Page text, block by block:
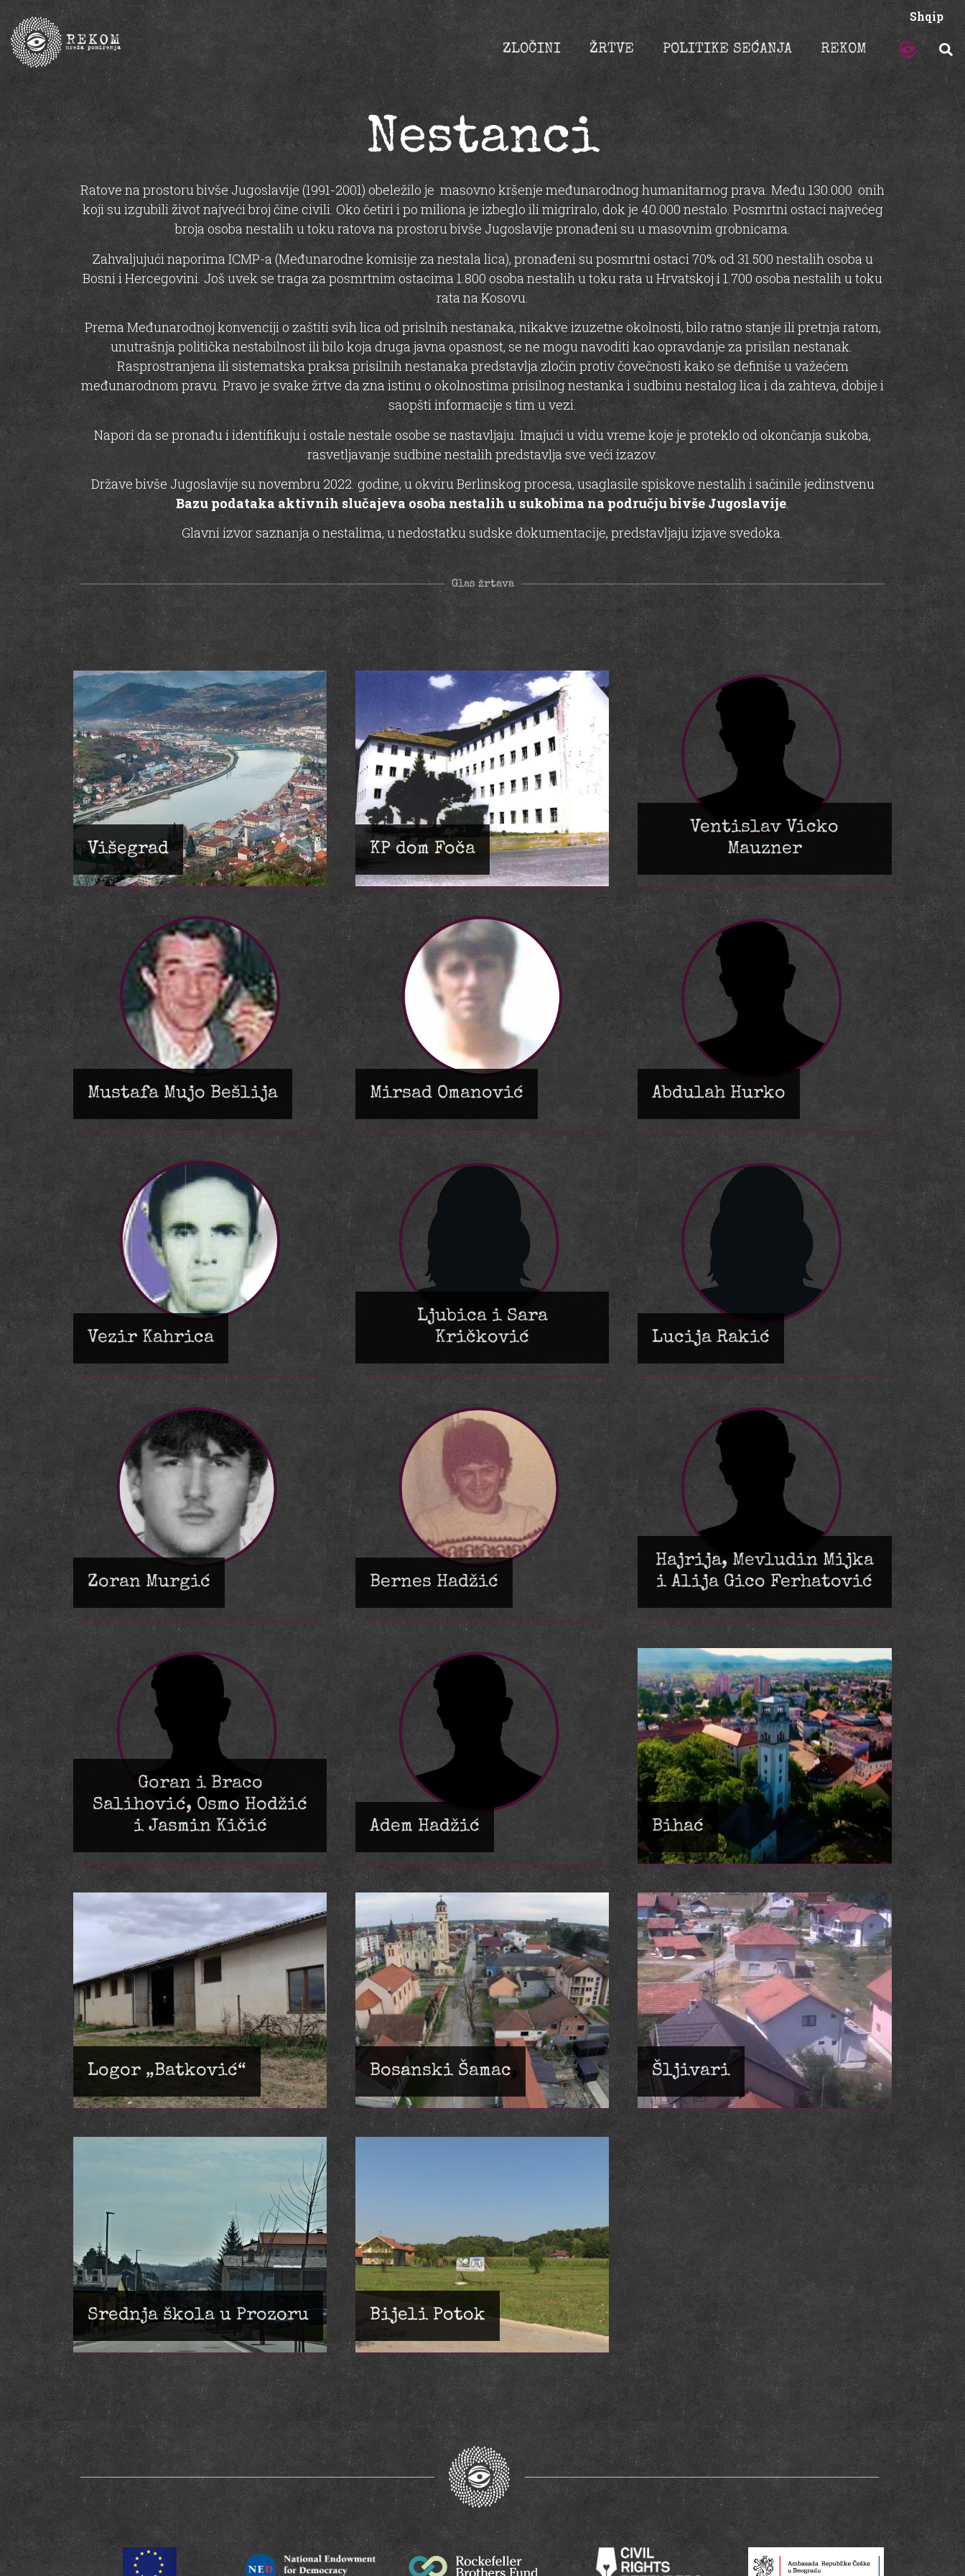
Shqip
ZLOČINI ŽRTVE POLITIKE SEĆANJA REKOM
Nestanci
Ratove na prostoru bivše Jugoslavije (1991-2001) obeležilo je masovno kršenje međunarodnog humanitarnog prava. Među 130.000 onih
koji su izgubili život najveći broj čine civili. Oko četiri i po miliona je izbeglo ili migriralo, dok je 40.000 nestalo. Posmrtni ostaci najvećeg
broja osoba nestalih u toku ratova na prostoru bivše Jugoslavije pronađeni su u masovnim grobnicama.
Zahvaljujući naporima ICMP-a (Međunarodne komisije za nestala lica), pronađeni su posmrtni ostaci 70% od 31.500 nestalih osoba u
Bosni i Hercegovini. Još uvek se traga za posmrtnim ostacima 1.800 osoba nestalih u toku rata u Hrvatskoj i 1.700 osoba nestalih u toku
rata na Kosovu.
Prema Međunarodnoj konvenciji o zaštiti svih lica od prislnih nestanaka, nikakve izuzetne okolnosti, bilo ratno stanje ili pretnja ratom,
unutrašnja politička nestabilnost ili bilo koja druga javna opasnost, se ne mogu navoditi kao opravdanje za prisilan nestanak.
Rasprostranjena ili sistematska praksa prisilnih nestanaka predstavlja zločin protiv čovečnosti kako se definiše u važećem
međunarodnom pravu. Pravo je svake žrtve da zna istinu o okolnostima prisilnog nestanka i sudbinu nestalog lica i da zahteva, dobije i
saopšti informacije s tim u vezi.
Napori da se pronađu i identifikuju i ostale nestale osobe se nastavljaju. Imajući u vidu vreme koje je proteklo od okončanja sukoba,
rasvetljavanje sudbine nestalih predstavlja sve veći izazov.
Države bivše Jugoslavije su novembru 2022. godine, u okviru Berlinskog procesa, usaglasile spiskove nestalih i sačinile jedinstvenu
Bazu podataka aktivnih slučajeva osoba nestalih u sukobima na području bivše Jugoslavije.
Glavni izvor saznanja o nestalima, u nedostatku sudske dokumentacije, predstavljaju izjave svedoka.
Glas žrtava
Višegrad KP dom Foča
Ventislav Vicko
Mauzner
Mustafa Mujo Bešlija Mirsad Omanović Abdulah Hurko
Vezir Kahrica
Ljubica i Sara
Kričković
Lucija Rakić
Zoran Murgić Bernes Hadžić
Hajrija, Mevludin Mijka
i Alija Gico Ferhatović
Goran i Braco
Salihović, Osmo Hodžić
i Jasmin Kičić
Adem Hadžić Bihać
Logor „Batković“ Bosanski Šamac Šljivari
Srednja škola u Prozoru Bijeli Potok